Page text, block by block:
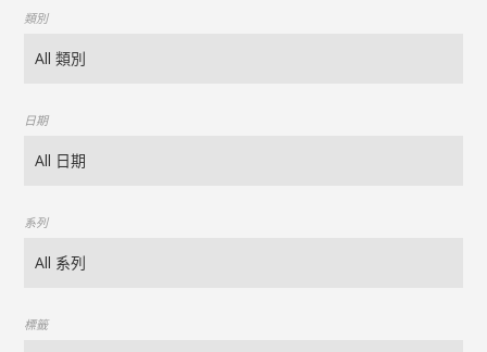
類別
日期
系列
標籤